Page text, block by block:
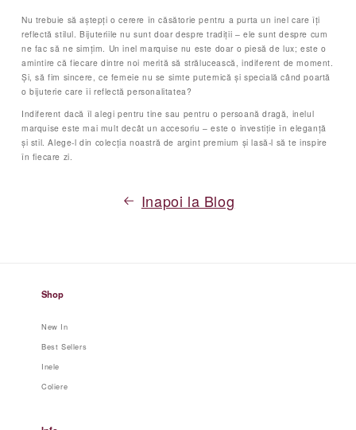
Nu trebuie să aștepți o cerere în căsătorie pentru a purta un inel care îți
reflectă stilul. Bijuteriile nu sunt doar despre tradiții – ele sunt despre cum
ne fac să ne simțim. Un inel marquise nu este doar o piesă de lux; este o
amintire că fiecare dintre noi merită să strălucească, indiferent de moment.
Și, să fim sincere, ce femeie nu se simte puternică și specială când poartă
o bijuterie care îi reflectă personalitatea?
Indiferent dacă îl alegi pentru tine sau pentru o persoană dragă, inelul
marquise este mai mult decât un accesoriu – este o investiție în eleganță
și stil. Alege-l din colecția noastră de argint premium și lasă-l să te inspire
în fiecare zi.
Inapoi la Blog
Shop
New In
Best Sellers
Inele
Coliere